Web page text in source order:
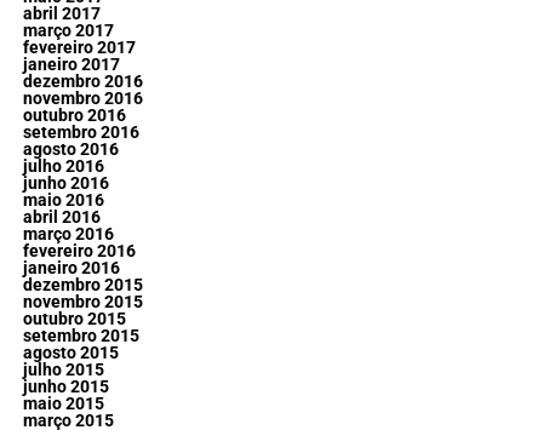
abril 2017
março 2017
fevereiro 2017
janeiro 2017
dezembro 2016
novembro 2016
outubro 2016
setembro 2016
agosto 2016
julho 2016
junho 2016
maio 2016
abril 2016
março 2016
fevereiro 2016
janeiro 2016
dezembro 2015
novembro 2015
outubro 2015
setembro 2015
agosto 2015
julho 2015
junho 2015
maio 2015
março 2015